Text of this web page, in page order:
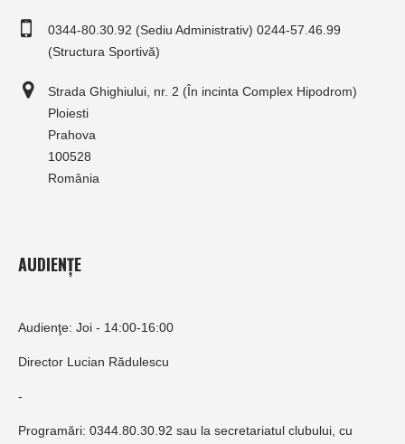
0344-80.30.92 (Sediu Administrativ) 0244-57.46.99
(Structura Sportivă)
Strada Ghighiului, nr. 2 (În incinta Complex Hipodrom)
Ploiesti
Prahova
100528
România
AUDIENȚE
Audienţe: Joi - 14:00-16:00
Director Lucian Rădulescu
-
Programări: 0344.80.30.92 sau la secretariatul clubului, cu